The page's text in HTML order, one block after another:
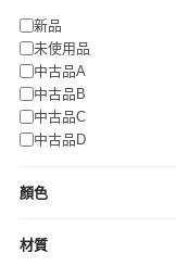
新品
未使用品
中古品A
中古品B
中古品C
中古品D
顏色
材質